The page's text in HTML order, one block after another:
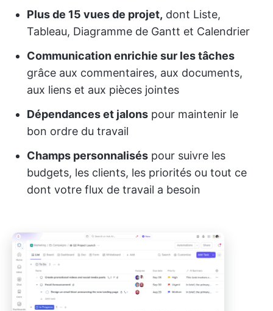
Plus de 15 vues de projet, dont Liste,
Tableau, Diagramme de Gantt et Calendrier
Communication enrichie sur les tâches
grâce aux commentaires, aux documents,
aux liens et aux pièces jointes
Dépendances et jalons pour maintenir le
bon ordre du travail
Champs personnalisés pour suivre les
budgets, les clients, les priorités ou tout ce
dont votre flux de travail a besoin